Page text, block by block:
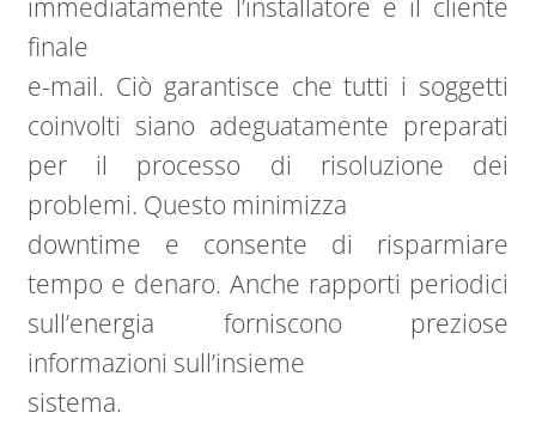
immediatamente l’installatore e il cliente
finale
e-mail. Ciò garantisce che tutti i soggetti
coinvolti siano adeguatamente preparati
per il processo di risoluzione dei
problemi. Questo minimizza
downtime e consente di risparmiare
tempo e denaro. Anche rapporti periodici
sull’energia forniscono preziose
informazioni sull’insieme
sistema.